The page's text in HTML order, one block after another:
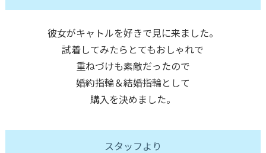
彼女がキャトルを好きで見に来ました。
試着してみたらとてもおしゃれで
重ねづけも素敵だったので
婚約指輪＆結婚指輪として
購入を決めました。
スタッフより